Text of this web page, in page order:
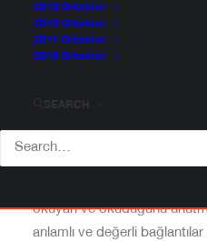
2013 Ortakları
2012 Ortakları
2011 Ortakları
2010 Ortakları
Yönetim Danışmanı
okuyan ve okuduğunu
anlamlı ve değerli